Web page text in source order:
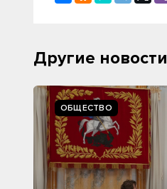
Другие новости
ОБЩЕСТВО